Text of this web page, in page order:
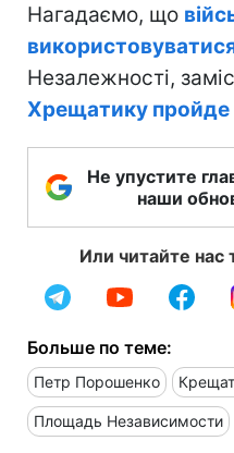
Нагадаємо, що
Незалежності,
Хрещатику пройде
Не упустите
наши
Или читайте нас
Больше по теме:
Петр Порошенко
Площадь Независимости